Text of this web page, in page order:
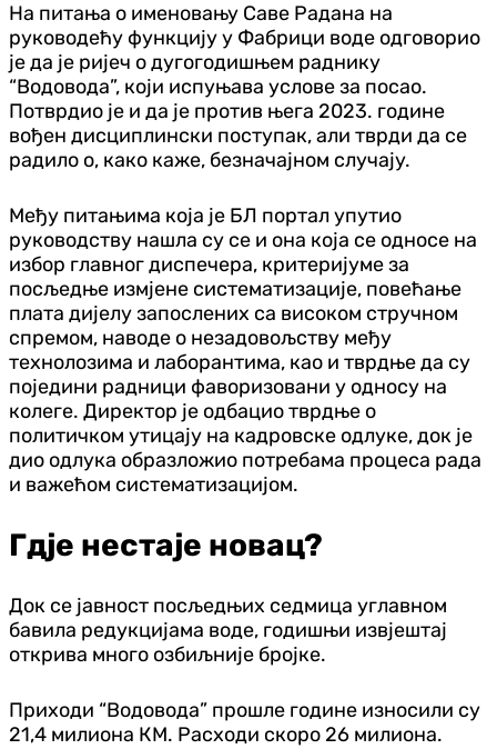
На питања о именовању Саве Радана на
руководећу функцију у Фабрици воде одговорио
је да је ријеч о дугогодишњем раднику
“Водовода”, који испуњава услове за посао.
Потврдио је и да је против њега 2023. године
вођен дисциплински поступак, али тврди да се
радило о, како каже, безначајном случају.
Међу питањима која је БЛ портал упутио
руководству нашла су се и она која се односе на
избор главног диспечера, критеријуме за
посљедње измјене систематизације, повећање
плата дијелу запослених са високом стручном
спремом, наводе о незадовољству међу
технолозима и лаборантима, као и тврдње да су
поједини радници фаворизовани у односу на
колеге. Директор је одбацио тврдње о
политичком утицају на кадровске одлуке, док је
дио одлука образложио потребама процеса рада
и важећом систематизацијом.
Гдје нестаје новац?
Док се јавност посљедњих седмица углавном
бавила редукцијама воде, годишњи извјештај
открива много озбиљније бројке.
Приходи “Водовода” прошле године износили су
21,4 милиона КМ. Расходи скоро 26 милиона.